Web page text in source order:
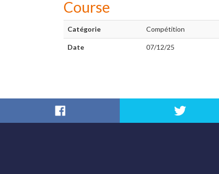
Course
Catégorie Compétition
Date 07/12/25